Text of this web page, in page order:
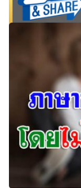
คุณครูอ่านเลย!